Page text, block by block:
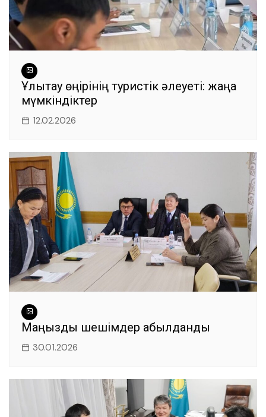
Ұлытау өңірінің туристік әлеуеті: жаңа
мүмкіндіктер
12.02.2026
Маңызды шешімдер қабылданды
30.01.2026